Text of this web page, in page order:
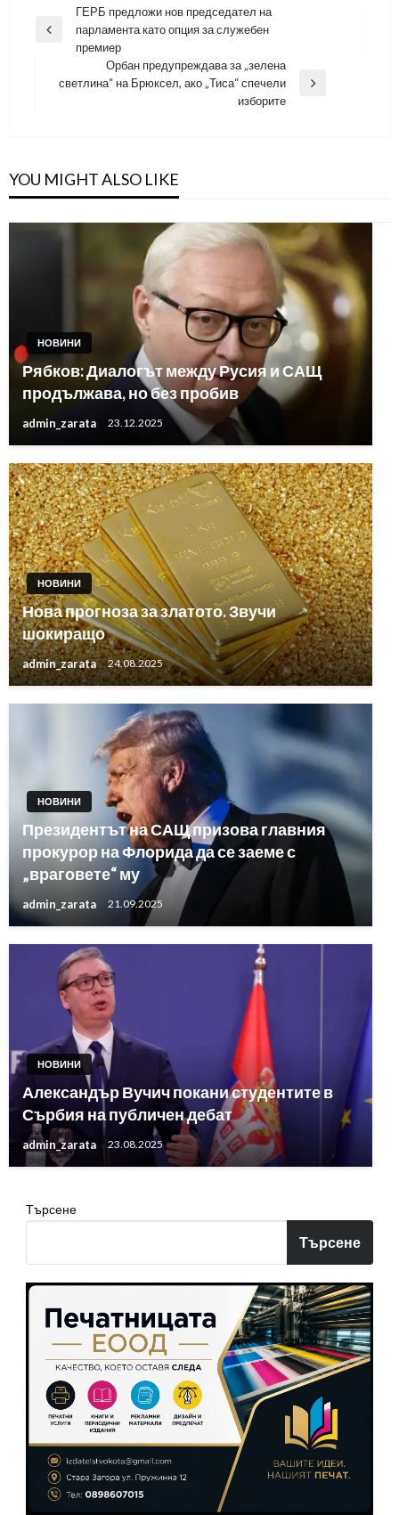
Навигация
Previous
ГЕРБ предложи нов председател на
парламента като опция за служебен
премиер
Next
Орбан предупреждава за „зелена
светлина“ на Брюксел, ако „Тиса“ спечели
изборите
YOU MIGHT ALSO LIKE
НОВИНИ
Рябков: Диалогът между Русия и САЩ
продължава, но без пробив
admin_zarata 23.12.2025
НОВИНИ
Нова прогноза за златото. Звучи
шокиращо
admin_zarata 24.08.2025
НОВИНИ
Президентът на САЩ призова главния
прокурор на Флорида да се заеме с
„враговете“ му
admin_zarata 21.09.2025
НОВИНИ
Александър Вучич покани студентите в
Сърбия на публичен дебат
admin_zarata 23.08.2025
Търсене
Търсене